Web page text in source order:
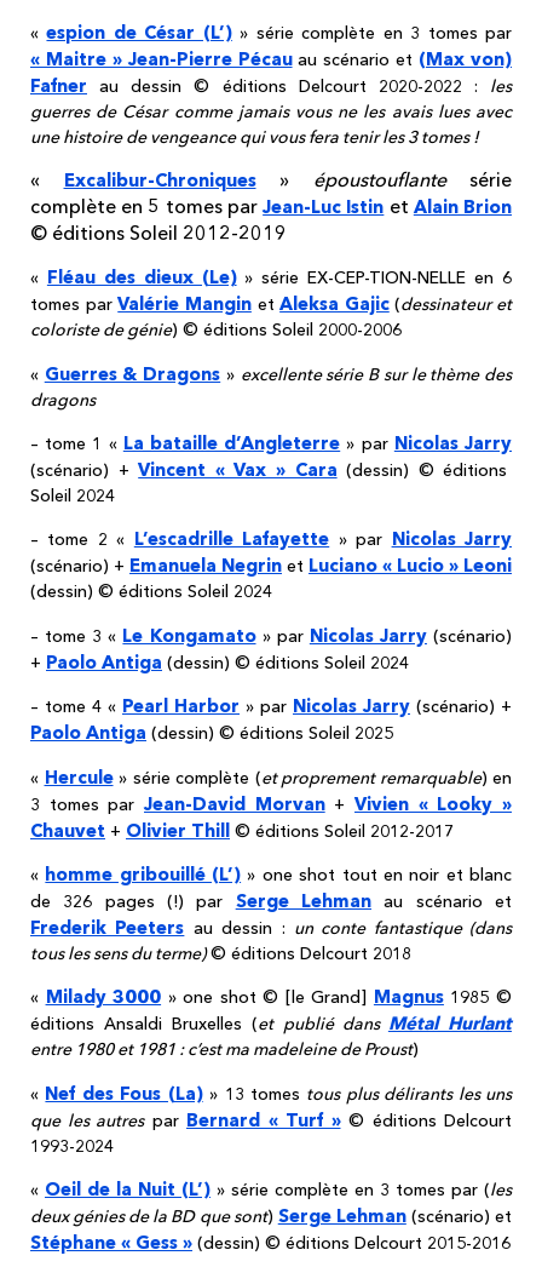
«espion de César (L’)» série complète en 3 tomes par
« Maitre » Jean-Pierre Pécauau scénario et (Max von)
Fafner au dessin © éditions Delcourt 2020-2022 : les
guerres de César comme jamais vous ne les avais lues avec
une histoire de vengeance qui vous fera tenir les 3 tomes !
« Excalibur-Chroniques» époustouflantesérie
complète en 5 tomes parJean-Luc Istin et Alain Brion
© éditions Soleil 2012-2019
« Fléau des dieux (Le)» série EX-CEP-TION-NELLE en 6
tomes parValérie ManginetAleksa Gajic(dessinateur et
coloriste de génie) © éditions Soleil 2000-2006
« Guerres & Dragons » excellente série B sur le thème des
dragons
– tome 1 « La bataille d’Angleterre » par Nicolas Jarry
(scénario) +Vincent « Vax » Cara (dessin) © éditions
Soleil 2024
– tome 2 « L’escadrille Lafayette » par Nicolas Jarry
(scénario) + Emanuela Negrin et Luciano « Lucio » Leoni
(dessin) © éditions Soleil 2024
– tome 3 « Le Kongamato» par Nicolas Jarry(scénario)
+ Paolo Antiga (dessin) © éditions Soleil 2024
– tome 4 « Pearl Harbor » par Nicolas Jarry (scénario) +
Paolo Antiga (dessin) © éditions Soleil 2025
« Hercule» série complète (et proprement remarquable) en
3 tomes parJean-David Morvan+Vivien « Looky »
Chauvet + Olivier Thill © éditions Soleil 2012-2017
« homme gribouillé (L’) » one shot tout en noir et blanc
de 326 pages (!) par Serge Lehman au scénario et
Frederik Peeters au dessin : un conte fantastique (dans
tous les sens du terme)© éditions Delcourt 2018
« Milady 3000 » one shot © [le Grand] Magnus1985 ©
éditions Ansaldi Bruxelles (et publié dans Métal Hurlant
entre 1980 et 1981 : c’est ma madeleine de Proust)
« Nef des Fous (La)» 13 tomes tous plus délirants les uns
que les autrespar Bernard « Turf »© éditions Delcourt
1993-2024
« Oeil de la Nuit (L’) » série complète en 3 tomes par (les
deux génies de la BD que sont) Serge Lehman(scénario) et
Stéphane « Gess » (dessin) © éditions Delcourt 2015-2016